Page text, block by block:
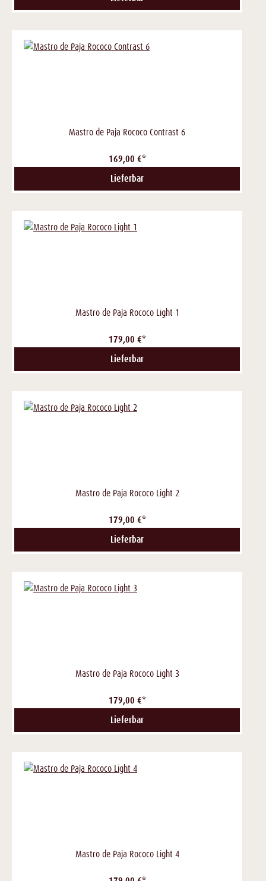
Mastro de Paja Rococo Contrast 6
169,00 €*
Lieferbar
Mastro de Paja Rococo Light 1
179,00 €*
Lieferbar
Mastro de Paja Rococo Light 2
179,00 €*
Lieferbar
Mastro de Paja Rococo Light 3
179,00 €*
Lieferbar
Mastro de Paja Rococo Light 4